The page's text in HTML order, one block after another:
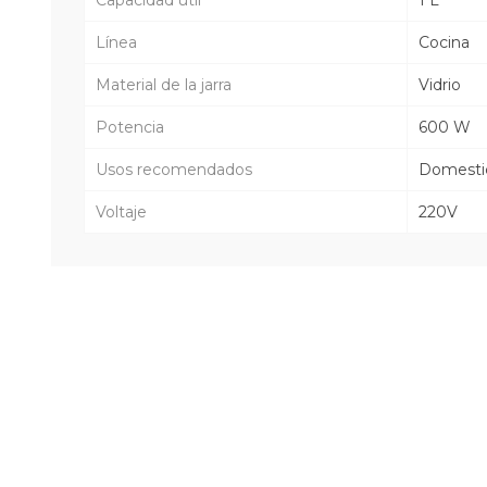
Línea Cocina
Material de la jarra Vidrio
Potencia 600 W
Usos recomendados
Voltaje 220V